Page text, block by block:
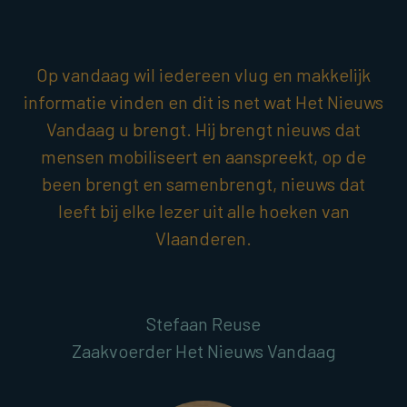
Op vandaag wil iedereen vlug en makkelijk
informatie vinden en dit is net wat Het Nieuws
Vandaag u brengt. Hij brengt nieuws dat
mensen mobiliseert en aanspreekt, op de
been brengt en samenbrengt, nieuws dat
leeft bij elke lezer uit alle hoeken van
Vlaanderen.
Stefaan Reuse
Zaakvoerder Het Nieuws Vandaag